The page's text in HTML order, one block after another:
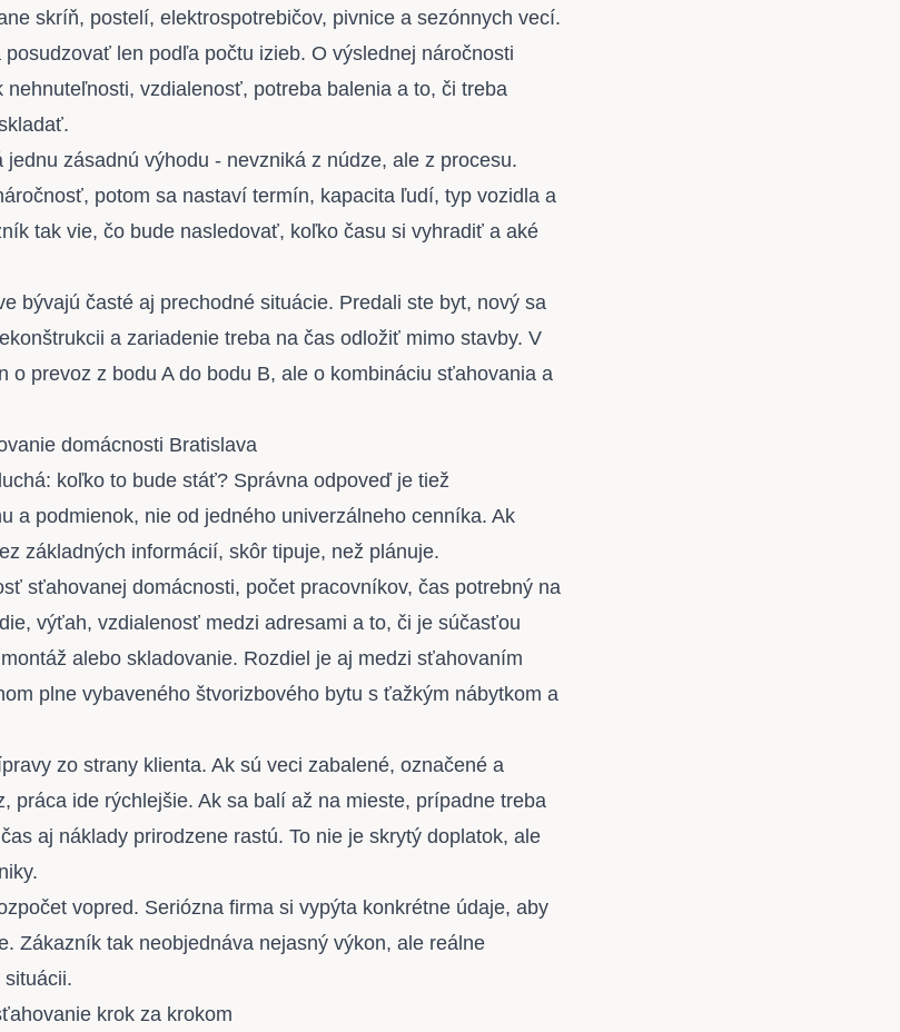
skríň, postelí, elektrospotrebičov, pivnice a sezónnych vecí.
len podľa počtu izieb. O výslednej náročnosti
vzdialenosť, potreba balenia a to, či treba
zásadnú výhodu - nevzniká z núdze, ale z procesu.
potom sa nastaví termín, kapacita ľudí, typ vozidla a
tak vie, čo bude nasledovať, koľko času si vyhradiť a aké
bývajú časté aj prechodné situácie. Predali ste byt, nový sa
a zariadenie treba na čas odložiť mimo stavby. V
o prevoz z bodu A do bodu B, ale o kombináciu sťahovania a
domácnosti Bratislava
koľko to bude stáť? Správna odpoveď je tiež
a podmienok, nie od jedného univerzálneho cenníka. Ak
základných informácií, skôr tipuje, než plánuje.
sťahovanej domácnosti, počet pracovníkov, čas potrebný na
výťah, vzdialenosť medzi adresami a to, či je súčasťou
alebo skladovanie. Rozdiel je aj medzi sťahovaním
plne vybaveného štvorizbového bytu s ťažkým nábytkom a
zo strany klienta. Ak sú veci zabalené, označené a
práca ide rýchlejšie. Ak sa balí až na mieste, prípadne treba
aj náklady prirodzene rastú. To nie je skrytý doplatok, ale
vopred. Seriózna firma si vypýta konkrétne údaje, aby
Zákazník tak neobjednáva nejasný výkon, ale reálne
krok za krokom